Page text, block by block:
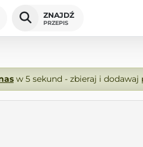
ZNAJDŹ
PRZEPIS
w 5 sekund - zbieraj i dodawaj